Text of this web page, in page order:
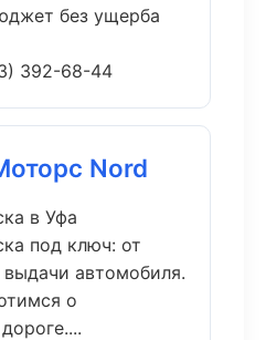
без ущерба
392-68-44
Nord
в Уфа
под ключ: от
выдачи автомобиля.
о